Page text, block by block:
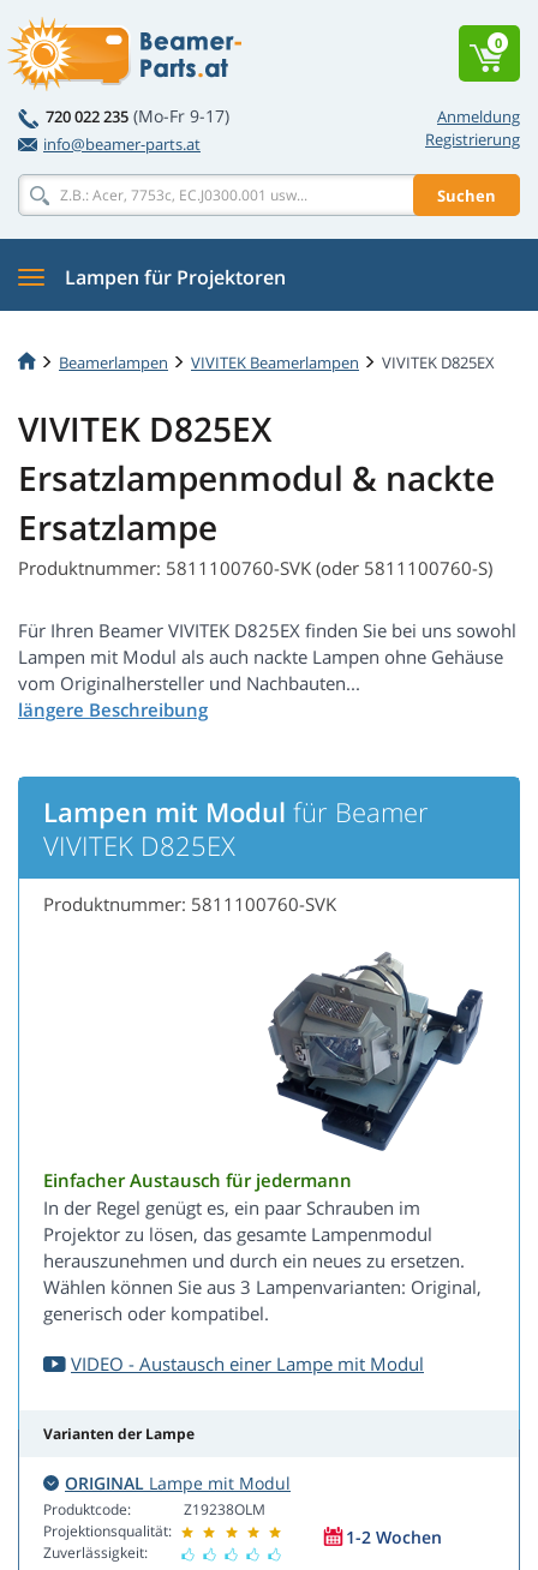
Anmeldung
Registrierung
720 022 235 (Mo-Fr 9-17)
info@beamer-parts.at
Suchen
0
Lampen für Projektoren
Beamerlampen VIVITEK Beamerlampen VIVITEK D825EX
VIVITEK D825EX
Ersatzlampenmodul & nackte
Ersatzlampe
Produktnummer: 5811100760-SVK (oder 5811100760-S)
Für Ihren Beamer VIVITEK D825EX finden Sie bei uns sowohl
Lampen mit Modul als auch nackte Lampen ohne Gehäuse
vom Originalhersteller und Nachbauten...
Lampen mit Modul für Beamer
VIVITEK D825EX
Produktnummer: 5811100760-SVK
Einfacher Austausch für jedermann
In der Regel genügt es, ein paar Schrauben im
Projektor zu lösen, das gesamte Lampenmodul
herauszunehmen und durch ein neues zu ersetzen.
Wählen können Sie aus 3 Lampenvarianten: Original,
generisch oder kompatibel.
VIDEO - Austausch einer Lampe mit Modul
Varianten der Lampe
ORIGINAL Lampe mit Modul
Produktcode:
Projektionsqualität:
Zuverlässigkeit:
Z19238OLM
1-2 Wochen